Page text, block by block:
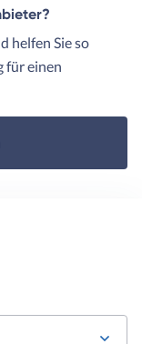
helfen Sie so
für einen